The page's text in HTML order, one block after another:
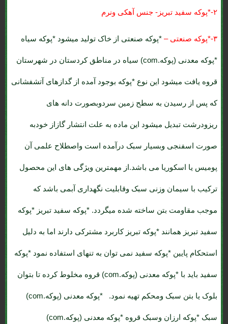
۲-*پوکه سفید تبریز- جنس آهکی ونرم
۳-*پوکه صنعتی – *پوکه صنعتی از خاک تولید میشود *پوکه سیاه
*پوکه معدنی (پوکه.com) سیاه در مناطق کردستان در شهرستان
قروه یافت میشود این نوع *پوکه بوجود آمده از گدازهای آتشفشانی
که پس از رسیدن به سطح زمین سردوبصورت دانه های
ریزودرشت تبدیل میشود این ماده به علت انتشار گازاز خودبه
صورت اسفنجی وبسیار سبک درآمده است واصطلاح علمی آن
پومیس یا اسکوریا می باشد.از مهمترین ویژگی های این محصول
ترکیب با سیمان وزنی سبک وقابلیت نگهداری آبمی باشد که
موجب مقاومت بتن ساخته شده میگردد. *پوکه سفید تبریز *پوکه
سفید تبریز همانند *پوکه تبریز کاربرد مشترکی دارند اما به دلیل
استحکام پایین *پوکه سفید نمی توان به تنهای استفاده نمود *پوکه
سفید باید با *پوکه معدنی (پوکه.com) قروه مخلوط کرده تا بتوان
بلوک یا بتن سبک ومحکم تهیه نمود. *پوکه معدنی (پوکه.com)
سبک *پوکه ارزان وسبک قروه *پوکه معدنی (پوکه.com)